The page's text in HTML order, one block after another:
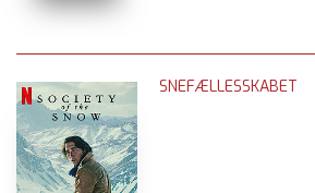
SNEFÆLLESSKABET